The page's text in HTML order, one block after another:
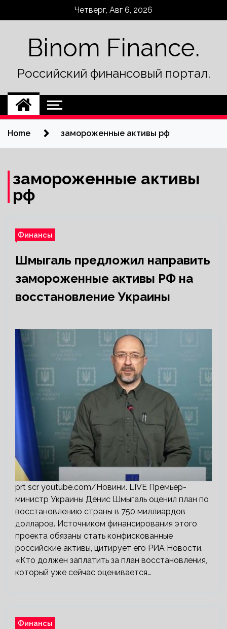
Четверг, Авг 6, 2026
Binom Finance.
Российский финансовый портал.
Home замороженные активы рф
замороженные активы
рф
Финансы
Шмыгаль предложил направить
замороженные активы РФ на
восстановление Украины
prt scr youtube.com/Новини. LIVE Премьер-
министр Украины Денис Шмыгаль оценил план по
восстановлению страны в 750 миллиардов
долларов. Источником финансирования этого
проекта обязаны стать конфискованные
российские активы, цитирует его РИА Новости.
«Кто должен заплатить за план восстановления,
который уже сейчас оценивается…
Финансы